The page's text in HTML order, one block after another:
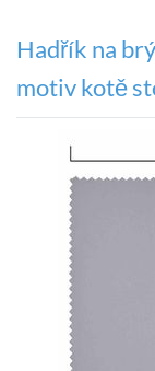
Hadřík na
motiv kotě